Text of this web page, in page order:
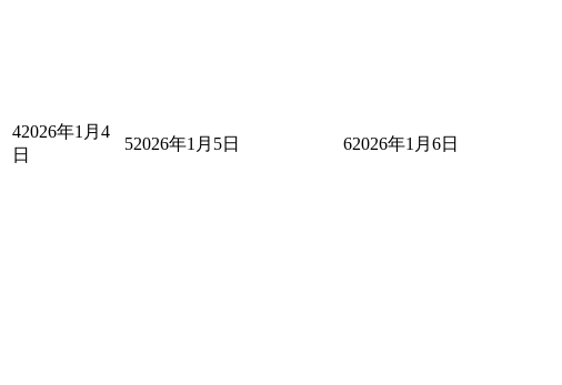
42026年1月4
日
52026年1月5日 62026年1月6日